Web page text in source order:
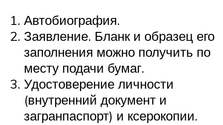
Автобиография.
Заявление. Бланк и образец его
заполнения можно получить по
месту подачи бумаг.
Удостоверение личности
(внутренний документ и
загранпаспорт) и ксерокопии.